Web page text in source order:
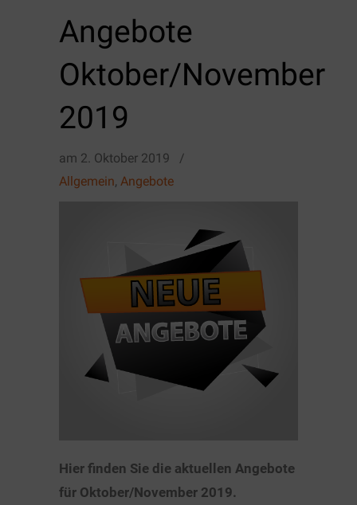
Angebote
Oktober/November
2019
am 2. Oktober 2019
/
Allgemein, Angebote
Hier finden Sie die aktuellen Angebote
für Oktober/November 2019.